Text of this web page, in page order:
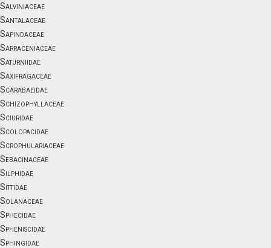
Salviniaceae
Santalaceae
Sapindaceae
Sarraceniaceae
Saturniidae
Saxifragaceae
Scarabaeidae
Schizophyllaceae
Sciuridae
Scolopacidae
Scrophulariaceae
Sebacinaceae
Silphidae
Sittidae
Solanaceae
Sphecidae
Spheniscidae
Sphingidae